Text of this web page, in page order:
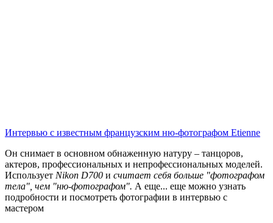
Интервью с известным французским ню-фотографом Etienne
Он снимает в основном обнаженную натуру – танцоров,
актеров, профессиональных и непрофессиональных моделей.
Использует Nikon D700 и считает себя больше "фотографом
тела", чем "ню-фотографом". А еще... еще можно узнать
подробности и посмотреть фотографии в интервью с
мастером